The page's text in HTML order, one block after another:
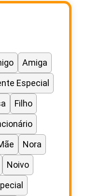
Amiga
Especial
Filho
Nora
Noivo